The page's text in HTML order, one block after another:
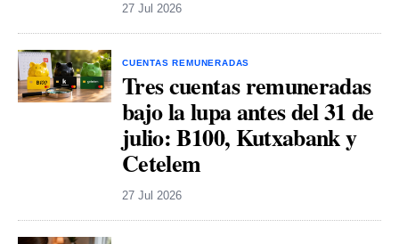
27 Jul 2026
CUENTAS REMUNERADAS
Tres cuentas remuneradas
bajo la lupa antes del 31 de
julio: B100, Kutxabank y
Cetelem
27 Jul 2026